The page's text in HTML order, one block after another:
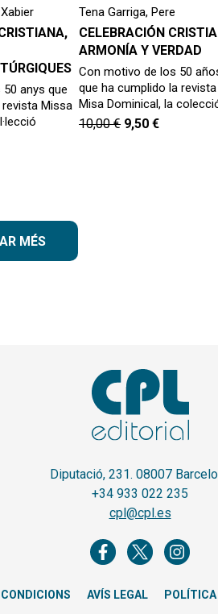
anys que
Missa
Tena Garriga, Pere
CELEBRACIÓN
ARMONÍA Y VERDAD
Con motivo de los 50
que ha cumplido la revista
Misa Dominical, la
10,00€ 9,50€
MÉS
Diputació, 231. 08007
+34 933 022 235
cpl@cpl.es
AVÍS LEGAL